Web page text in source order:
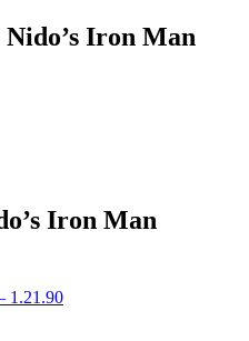
Iron Man
Iron Man
1.21.90